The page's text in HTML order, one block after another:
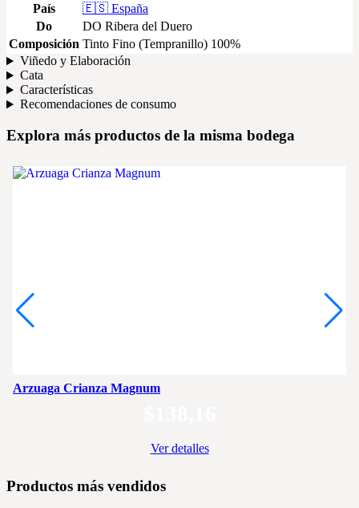
País
🇪🇸 España
Do
DO Ribera del Duero
Composición Tinto Fino (Tempranillo) 100%
Viñedo y Elaboración
Cata
Características
Recomendaciones de consumo
Explora más productos de la misma bodega
Arzuaga Crianza Magnum
Ver detalles
Productos más vendidos